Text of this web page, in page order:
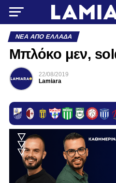
ΝΈΑ ΑΠΌ ΕΛΛΆΔΑ
Μπλόκο μεν,
22/08/2019
Lamiara